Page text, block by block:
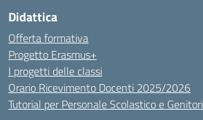
Didattica
Offerta formativa
Progetto Erasmus+
I progetti delle classi
Orario Ricevimento Docenti 2025/2026
Tutorial per Personale Scolastico e Genitori